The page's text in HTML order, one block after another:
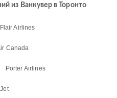
из Ванкувер в Торонто
Flair Airlines
Canada
Porter Airlines